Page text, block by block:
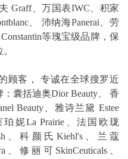
Graff、万国表IWC、积家
、 沛纳海Panerai、劳
等瑰宝级品牌，保
顾客， 专诚在全球搜罗近
囊括迪奥Dior Beauty、 香
Beauty、雅诗兰黛 Estee
珀妮La Prairie、法国欧珑
、科颜氏Kiehl's、兰蔻
、修丽可SkinCeuticals、